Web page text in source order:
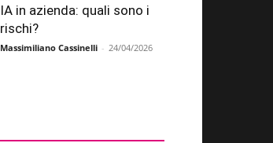
IA in azienda: quali sono i
rischi?
Massimiliano Cassinelli - 24/04/2026